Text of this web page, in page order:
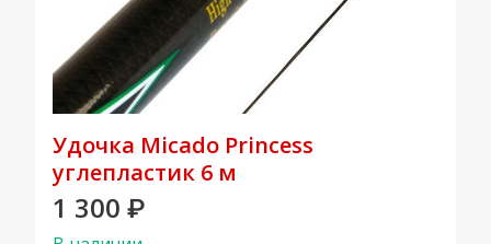
Удочка Micado Princess
углепластик 6 м
1 300 ₽